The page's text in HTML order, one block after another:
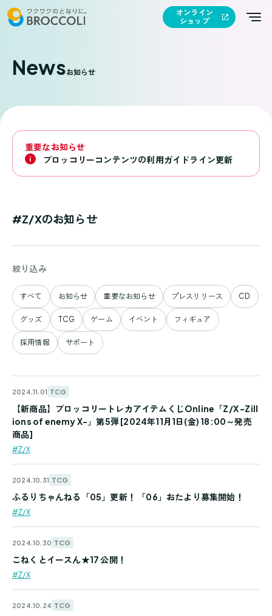
オンライン
ショップ
Newsお知らせ
重要なお知らせ
ブロッコリーコンテンツの利用ガイドライン更新
#Z/Xのお知らせ
絞り込み
すべて お知らせ 重要なお知らせ プレスリリース CD
グッズ TCG ゲーム イベント フィギュア
採用情報 サポート
2024.11.01 TCG
#Z/X
【新商品】ブロッコリートレカアイテムくじOnline「Z/X -Zill
ions of enemy X-」第5弾 [2024年11月1日(金) 18:00～発売
商品]
2024.10.31 TCG
#Z/X
ふるりちゃんねる「05」更新！ 「06」おたより募集開始！
2024.10.30 TCG
#Z/X
こねくとイースん★17 公開！
2024.10.24 TCG